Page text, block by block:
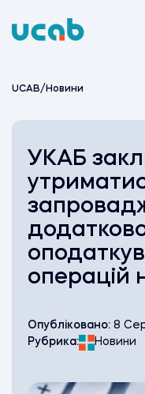
to
UCAB/ Новини
УКАБ
операцій
Опубліковано: 8
Рубрика:
Новини